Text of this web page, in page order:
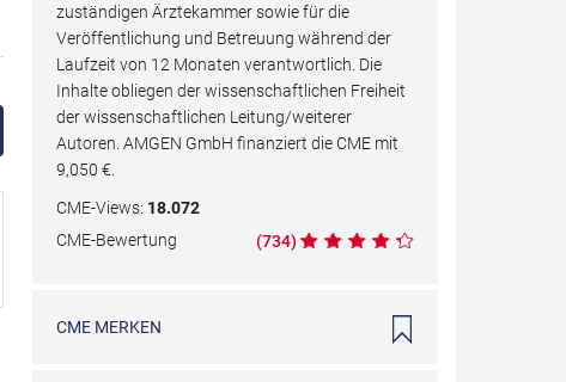
zuständigen Ärztekammer sowie für die
Veröffentlichung und Betreuung während der
Laufzeit von 12 Monaten verantwortlich. Die
Inhalte obliegen der wissenschaftlichen Freiheit
der wissenschaftlichen Leitung/weiterer
Autoren. AMGEN GmbH finanziert die CME mit
9,050 €.
CME-Views: 18.072
CME-Bewertung (734)
CME MERKEN